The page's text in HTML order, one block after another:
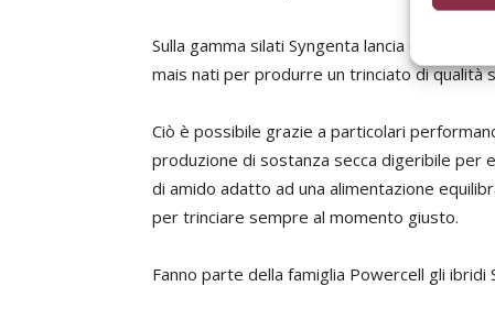
Sulla gamma silati Syngenta lancia
mais nati per produrre un trinciato di qualità
Ciò è possibile grazie a particolari
produzione di sostanza secca digeribile per
di amido adatto ad una alimentazione
per trinciare sempre al momento giusto.
Fanno parte della famiglia Powercell gli ibridi